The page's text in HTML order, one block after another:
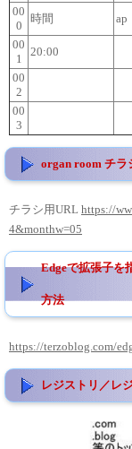
00
0
時間 ap
00
1
20:00
00
2
00
3
organ room チラ
チラシ用URL https://
4&monthw=05
Edgeで拡張子を
方法
https://terzoblog.com/
レジストリ／レ